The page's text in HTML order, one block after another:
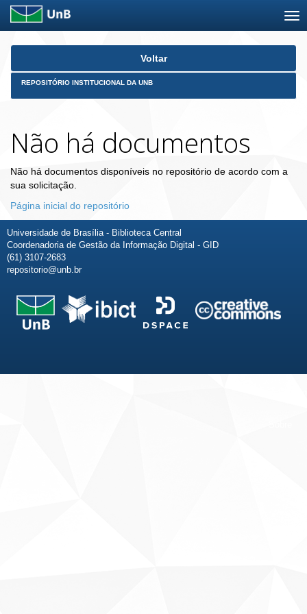
Skip
Voltar
REPOSITÓRIO INSTITUCIONAL DA UNB
Não há documentos
Não há documentos disponíveis no repositório de acordo com a
sua solicitação.
Página inicial do repositório
Universidade de Brasília - Biblioteca Central
Coordenadoria de Gestão da Informação Digital - GID
(61) 3107-2683
repositorio@unb.br